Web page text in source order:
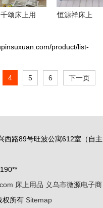
验
千颂床上用
适睡眠空间
铺装修
恒源祥床上
优势与加盟
product/list-
4 5 6 下一页
西路89号旺波公寓612室（自主
床上用品 义乌市微源电子商
权所有 Sitemap